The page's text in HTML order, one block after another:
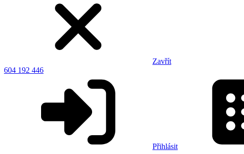
Zavřít
604 192 446
Přihlásit